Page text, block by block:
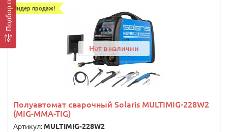
Лидер продаж!
Нет в наличии
Полуавтомат сварочный Solaris MULTIMIG-228W2
(MIG-MMA-TIG)
Артикул: MULTIMIG-228W2